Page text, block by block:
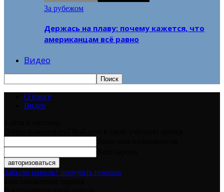
За рубежом
Держась на плаву: почему кажется, что
американцам всё равно
Видео
О блоге
Видео
Забыли пароль? получить помощь